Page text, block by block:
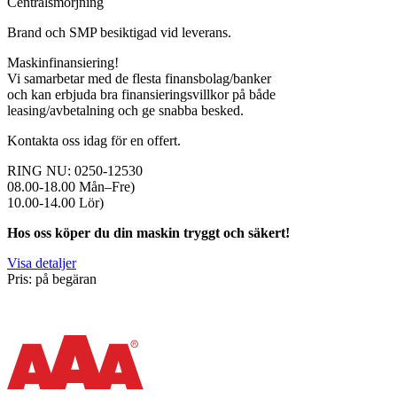
Brand och SMP besiktigad vid leverans.
Maskinfinansiering!
Vi samarbetar med de flesta finansbolag/banker
och kan erbjuda bra finansieringsvillkor på både
leasing/avbetalning och ge snabba besked.
Kontakta oss idag för en offert.
RING NU: 0250-12530
08.00-18.00 Mån–Fre)
10.00-14.00 Lör)
Hos oss köper du din maskin tryggt och säkert!
Visa detaljer
Pris: på begäran